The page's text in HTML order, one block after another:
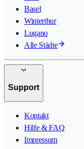
Basel
Winterthur
Lugano
Alle Städte
Support
Kontakt
Hilfe & FAQ
Impressum